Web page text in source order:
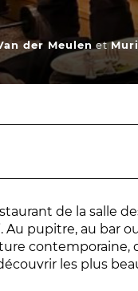
der Meulen et
de la salle
pupitre, au bar
les plus